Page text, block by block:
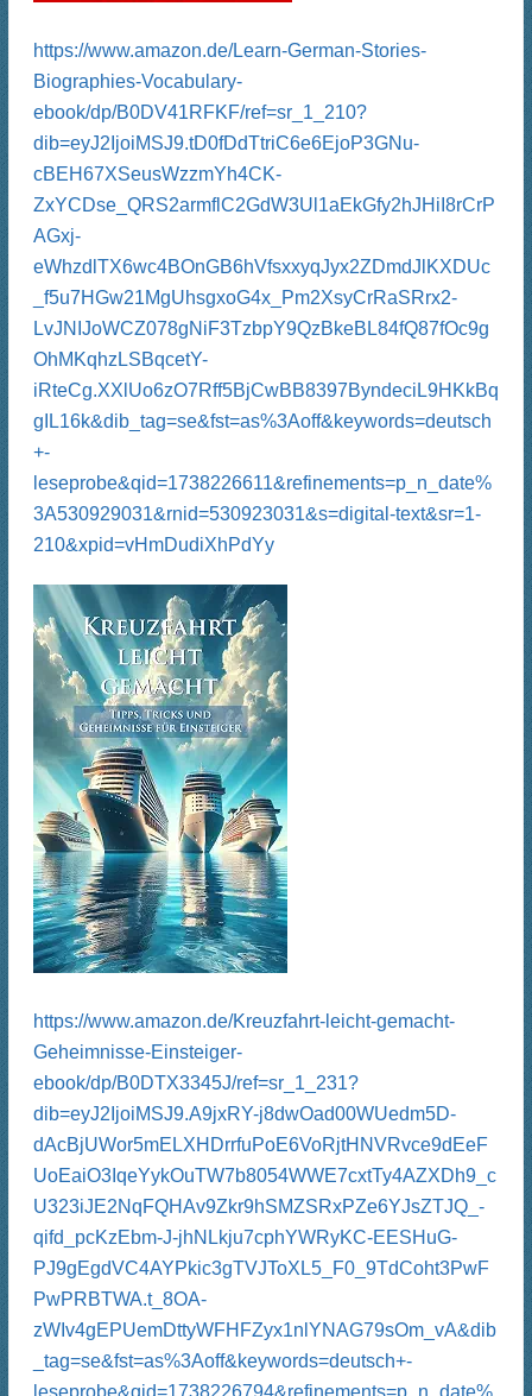
https://www.amazon.de/Learn-German-Stories-
Biographies-Vocabulary-
ebook/dp/B0DV41RFKF/ref=sr_1_210?
dib=eyJ2IjoiMSJ9.tD0fDdTtriC6e6EjoP3GNu-
cBEH67XSeusWzzmYh4CK-
ZxYCDse_QRS2armflC2GdW3Ul1aEkGfy2hJHiI8rCrP
AGxj-
eWhzdlTX6wc4BOnGB6hVfsxxyqJyx2ZDmdJlKXDUc
_f5u7HGw21MgUhsgxoG4x_Pm2XsyCrRaSRrx2-
LvJNIJoWCZ078gNiF3TzbpY9QzBkeBL84fQ87fOc9g
OhMKqhzLSBqcetY-
iRteCg.XXlUo6zO7Rff5BjCwBB8397ByndeciL9HKkBq
gIL16k&dib_tag=se&fst=as%3Aoff&keywords=deutsch
+-
leseprobe&qid=1738226611&refinements=p_n_date%
3A530929031&rnid=530923031&s=digital-text&sr=1-
210&xpid=vHmDudiXhPdYy
https://www.amazon.de/Kreuzfahrt-leicht-gemacht-
Geheimnisse-Einsteiger-
ebook/dp/B0DTX3345J/ref=sr_1_231?
dib=eyJ2IjoiMSJ9.A9jxRY-j8dwOad00WUedm5D-
dAcBjUWor5mELXHDrrfuPoE6VoRjtHNVRvce9dEeF
UoEaiO3IqeYykOuTW7b8054WWE7cxtTy4AZXDh9_c
U323iJE2NqFQHAv9Zkr9hSMZSRxPZe6YJsZTJQ_-
qifd_pcKzEbm-J-jhNLkju7cphYWRyKC-EESHuG-
PJ9gEgdVC4AYPkic3gTVJToXL5_F0_9TdCoht3PwF
PwPRBTWA.t_8OA-
zWIv4gEPUemDttyWFHFZyx1nlYNAG79sOm_vA&dib
_tag=se&fst=as%3Aoff&keywords=deutsch+-